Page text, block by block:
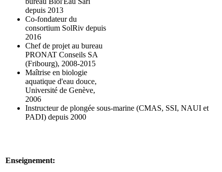
depuis 2013
Co-fondateur du
consortium SolRiv depuis
2016
Chef de projet au bureau
PRONAT Conseils SA
(Fribourg), 2008-2015
Maîtrise en biologie
aquatique d'eau douce,
Université de Genève,
2006
Instructeur de plongée sous-marine (CMAS, SSI, NAUI et
PADI) depuis 2000
Enseignement: